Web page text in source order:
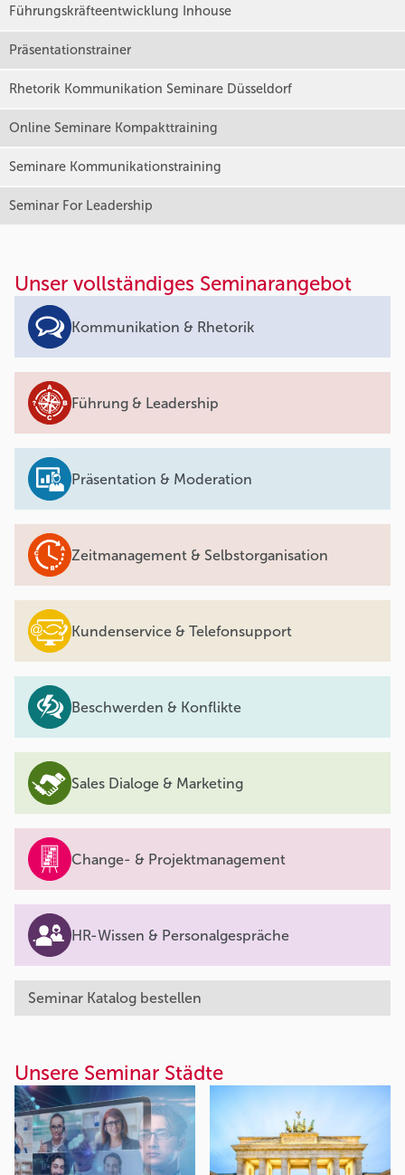
Führungskräfteentwicklung Inhouse
Präsentationstrainer
Rhetorik Kommunikation Seminare Düsseldorf
Online Seminare Kompakttraining
Seminare Kommunikationstraining
Seminar For Leadership
Unser vollständiges Seminarangebot
Kommunikation & Rhetorik
Führung & Leadership
Präsentation & Moderation
Zeitmanagement & Selbstorganisation
Kundenservice & Telefonsupport
Beschwerden & Konflikte
Sales Dialoge & Marketing
Change- & Projektmanagement
HR-Wissen & Personalgespräche
Seminar Katalog bestellen
Unsere Seminar Städte